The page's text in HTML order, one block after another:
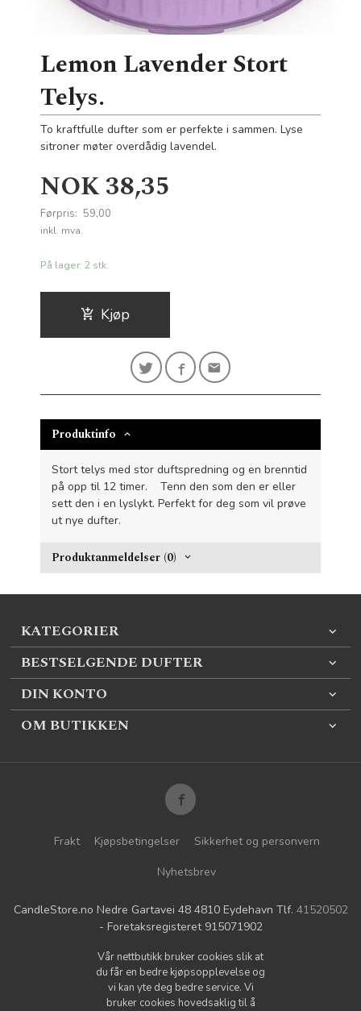
Lemon Lavender Stort
Telys.
To kraftfulle dufter som er perfekte i sammen. Lyse
sitroner møter overdådig lavendel.
Tilbud
NOK38,35
Førpris: 59,00
Rabatt
inkl. mva.
På lager: 2 stk.
Kjøp
Produktinfo
Stort telys med stor duftspredning og en brenntid
på opp til 12 timer. Tenn den som den er eller
sett den i en lyslykt. Perfekt for deg som vil prøve
ut nye dufter.
Produktanmeldelser (0)
KATEGORIER
BESTSELGENDE DUFTER
DIN KONTO
OM BUTIKKEN
Frakt Kjøpsbetingelser
Sikkerhet og personvern
Nyhetsbrev
CandleStore.no Nedre Gartavei 48 4810 Eydehavn Tlf. 41520502
- Foretaksregisteret 915071902
Vår nettbutikk bruker cookies slik at
du får en bedre kjøpsopplevelse og
vi kan yte deg bedre service. Vi
bruker cookies hovedsaklig til å